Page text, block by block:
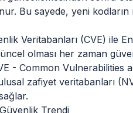
Bu sayede, yeni
Veritabanları (CVE) ile
olması her zaman
- Common Vulnerabilities
zafiyet veritabanları
Trendi